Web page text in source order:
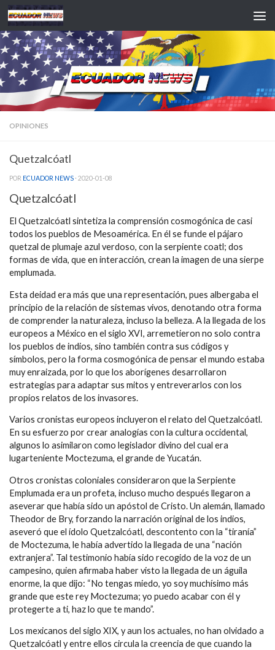
Saltar al contenido
OPINIONES
Quetzalcóatl
POR ECUADOR NEWS · 2020-01-08
Quetzalcóatl
El Quetzalcóatl sintetiza la comprensión cosmogónica de casi
todos los pueblos de Mesoamérica. En él se funde el pájaro
quetzal de plumaje azul verdoso, con la serpiente coatl; dos
formas de vida, que en interacción, crean la imagen de una sierpe
emplumada.
Esta deidad era más que una representación, pues albergaba el
principio de la relación de sistemas vivos, denotando otra forma
de comprender la naturaleza, incluso la belleza. A la llegada de los
europeos a México en el siglo XVI, arremetieron no solo contra
los pueblos de indios, sino también contra sus códigos y
símbolos, pero la forma cosmogónica de pensar el mundo estaba
muy enraizada, por lo que los aborígenes desarrollaron
estrategias para adaptar sus mitos y entreverarlos con los
propios relatos de los invasores.
Varios cronistas europeos incluyeron el relato del Quetzalcóatl.
En su esfuerzo por crear analogías con la cultura occidental,
algunos lo asimilaron como legislador divino del cual era
lugarteniente Moctezuma, el grande de Yucatán.
Otros cronistas coloniales consideraron que la Serpiente
Emplumada era un profeta, incluso mucho después llegaron a
aseverar que había sido un apóstol de Cristo. Un alemán, llamado
Theodor de Bry, forzando la narración original de los indios,
aseveró que el ídolo Quetzalcóatl, descontento con la “tiranía”
de Moctezuma, le había advertido la llegada de una “nación
extranjera”. Tal testimonio había sido recogido de la voz de un
campesino, quien afirmaba haber visto la llegada de un águila
enorme, la que dijo: “No tengas miedo, yo soy muchísimo más
grande que este rey Moctezuma; yo puedo acabar con él y
protegerte a ti, haz lo que te mando”.
Los mexicanos del siglo XIX, y aun los actuales, no han olvidado a
Quetzalcóatl y entre ellos circula la creencia de que cuando la